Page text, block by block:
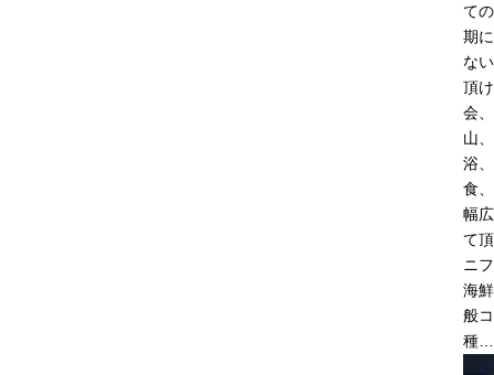
て
期
な
頂
会
山
浴
食
幅
て
ニ
海
般
種…